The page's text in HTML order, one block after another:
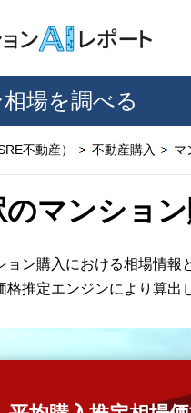
場を調べる
不動産） 不動産購入 マ
マンショ
ョン購入における相場情報
推定エンジンにより算出